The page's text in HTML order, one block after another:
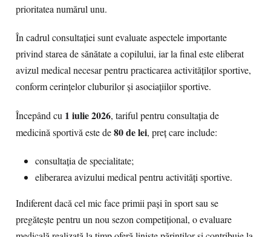
prioritatea numărul unu.
În cadrul consultației sunt evaluate aspectele importante
privind starea de sănătate a copilului, iar la final este eliberat
avizul medical necesar pentru practicarea activităților sportive,
conform cerințelor cluburilor și asociațiilor sportive.
Începând cu 1 iulie 2026, tariful pentru consultația de
medicină sportivă este de80 de lei, preț care include:
consultația de specialitate;
eliberarea avizului medical pentru activități sportive.
Indiferent dacă cel mic face primii pași în sport sau se
pregătește pentru un nou sezon competițional, o evaluare